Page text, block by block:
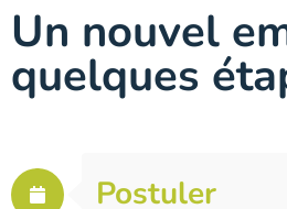
Un nouvel
quelques
Postuler